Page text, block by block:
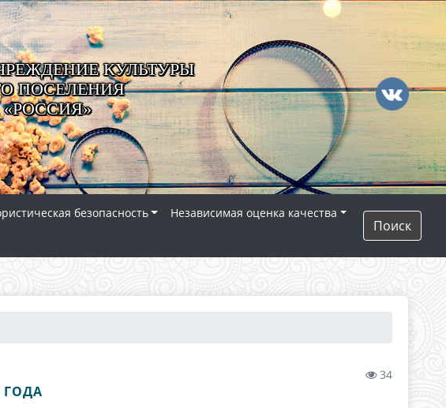
КУЛЬТУРЫ
ПОСЕЛЕНИЯ
безопасность
Независимая оценка качества
Поиск
34
ГОДА